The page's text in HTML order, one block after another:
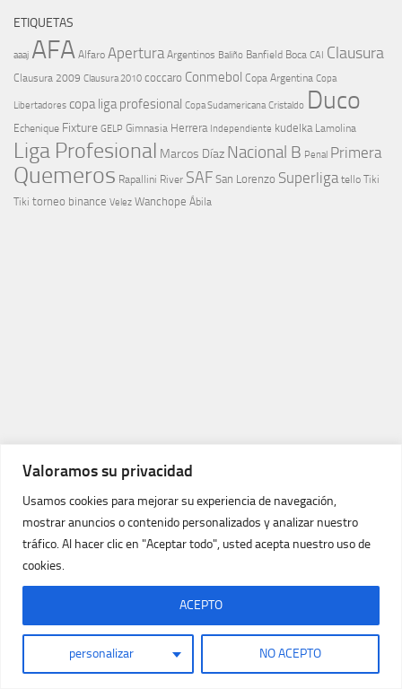
Valoramos su privacidad
Usamos cookies para mejorar su experiencia de navegación,
mostrar anuncios o contenido personalizados y analizar nuestro
tráfico. Al hacer clic en "Aceptar todo", usted acepta nuestro uso de
cookies.
personalizar NO ACEPTO
ACEPTO
ETIQUETAS
aaaj AFA Alfaro Apertura Argentinos Baliño Banfield Boca CAI Clausura
Clausura 2009 Clausura 2010 coccaro Conmebol Copa Argentina Copa
Libertadores copa liga profesional Copa Sudamericana Cristaldo Duco
Echenique Fixture GELP Gimnasia Herrera Independiente kudelka Lamolina
Liga Profesional Marcos Díaz Nacional B Penal Primera
Quemeros Rapallini River SAF San Lorenzo Superliga tello Tiki
Tiki torneo binance Velez Wanchope Ábila